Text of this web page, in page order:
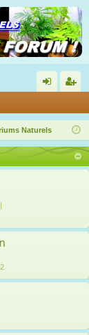
ne
on
nr
ist
Naturels